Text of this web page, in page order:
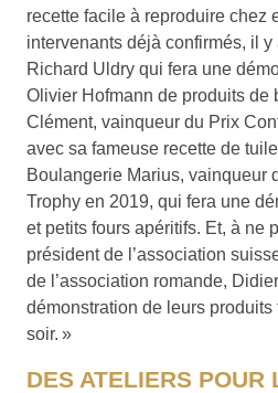
recette facile à reproduire chez
intervenants déjà confirmés, il
Richard Uldry qui fera une
Olivier Hofmann de produits de
Clément, vainqueur du Prix
avec sa fameuse recette de
Boulangerie Marius, vainqueur
Trophy en 2019, qui fera une
et petits fours apéritifs. Et, à ne
président de l’association
de l’association romande,
démonstration de leurs
soir. »
DES ATELIERS POUR